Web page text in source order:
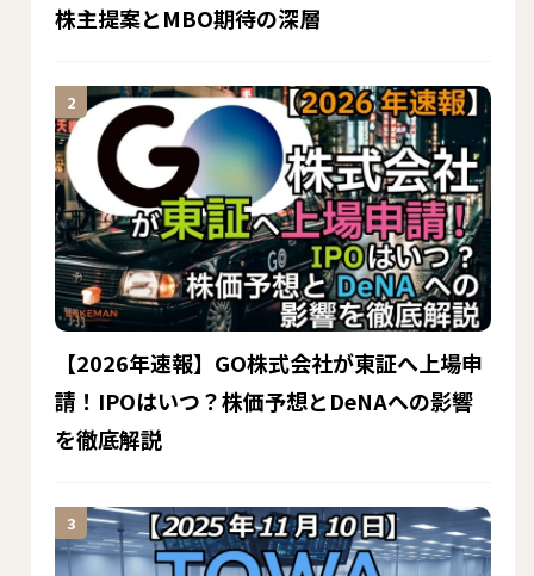
株主提案とMBO期待の深層
【2026年速報】GO株式会社が東証へ上場申
請！IPOはいつ？株価予想とDeNAへの影響
を徹底解説